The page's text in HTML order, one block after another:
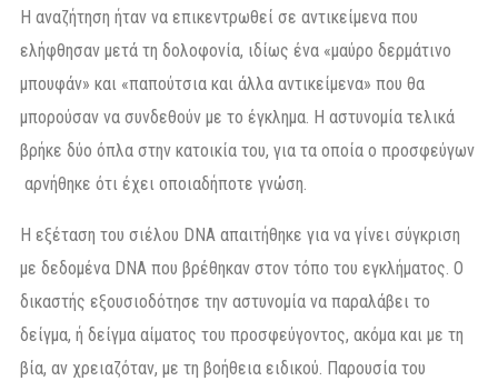
Η αναζήτηση ήταν να επικεντρωθεί σε αντικείμενα που
ελήφθησαν μετά τη δολοφονία, ιδίως ένα «μαύρο δερμάτινο
μπουφάν» και «παπούτσια και άλλα αντικείμενα» που θα
μπορούσαν να συνδεθούν με το έγκλημα. Η αστυνομία τελικά
βρήκε δύο όπλα στην κατοικία του, για τα οποία ο προσφεύγων
αρνήθηκε ότι έχει οποιαδήποτε γνώση.
Η εξέταση του σιέλου DNA απαιτήθηκε για να γίνει σύγκριση
με δεδομένα DNA που βρέθηκαν στον τόπο του εγκλήματος. Ο
δικαστής εξουσιοδότησε την αστυνομία να παραλάβει το
δείγμα, ή δείγμα αίματος του προσφεύγοντος, ακόμα και με τη
βία, αν χρειαζόταν, με τη βοήθεια ειδικού. Παρουσία του